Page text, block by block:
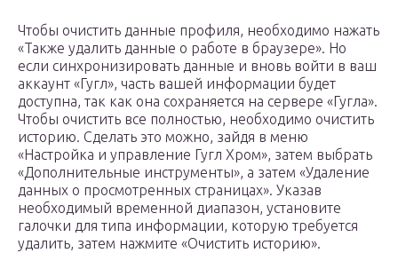
Чтобы очистить данные профиля, необходимо нажать
«Также удалить данные о работе в браузере». Но
если синхронизировать данные и вновь войти в ваш
аккаунт «Гугл», часть вашей информации будет
доступна, так как она сохраняется на сервере «Гугла».
Чтобы очистить все полностью, необходимо очистить
историю. Сделать это можно, зайдя в меню
«Настройка и управление Гугл Хром», затем выбрать
«Дополнительные инструменты», а затем «Удаление
данных о просмотренных страницах». Указав
необходимый временной диапазон, установите
галочки для типа информации, которую требуется
удалить, затем нажмите «Очистить историю».